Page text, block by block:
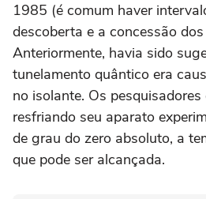
1985 (é comum haver
descoberta e a concessão
Anteriormente, havia sido
tunelamento quântico era
no isolante. Os pesquisadores
resfriando seu aparato
de grau do zero absoluto, a
que pode ser alcançada.